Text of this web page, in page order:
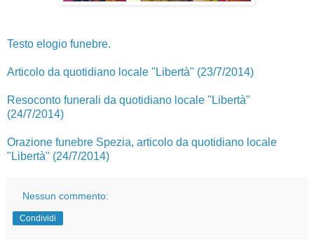
Testo elogio funebre.
Articolo da quotidiano locale "Libertà" (23/7/2014)
Resoconto funerali da quotidiano locale "Libertà"
(24/7/2014)
Orazione funebre Spezia, articolo da quotidiano locale
"Libertà" (24/7/2014)
Nessun commento:
Condividi